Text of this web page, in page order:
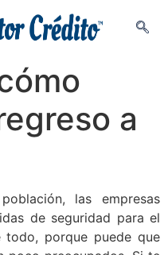
a
las empresas
de seguridad para el
todo, porque puede que